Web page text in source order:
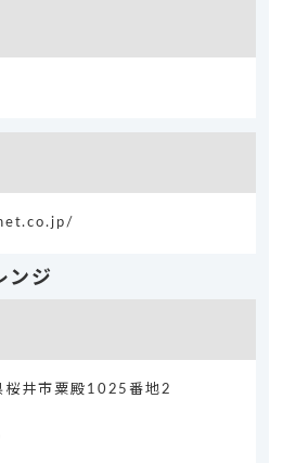
ンジ
井市粟殿1025番地2